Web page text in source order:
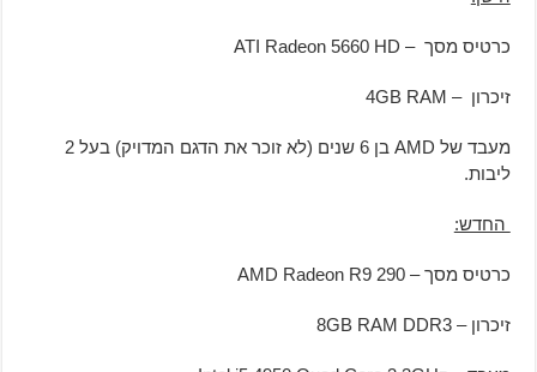
כרטיס מסך – ATI Radeon 5660 HD
זיכרון – 4GB RAM
מעבד של AMD בן 6 שנים (לא זוכר את הדגם המדויק) בעל 2
ליבות.
החדש:
כרטיס מסך – AMD Radeon R9 290
זיכרון – 8GB RAM DDR3